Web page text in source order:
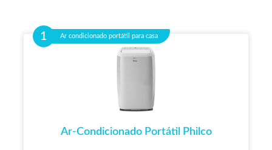
Ar condicionado portátil para casa
Ar-Condicionado Portátil Philco